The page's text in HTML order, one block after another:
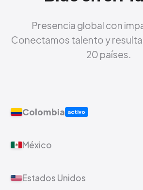
Presencia global con
Conectamos talento y
20 países.
Colombia activo
México
Estados Unidos